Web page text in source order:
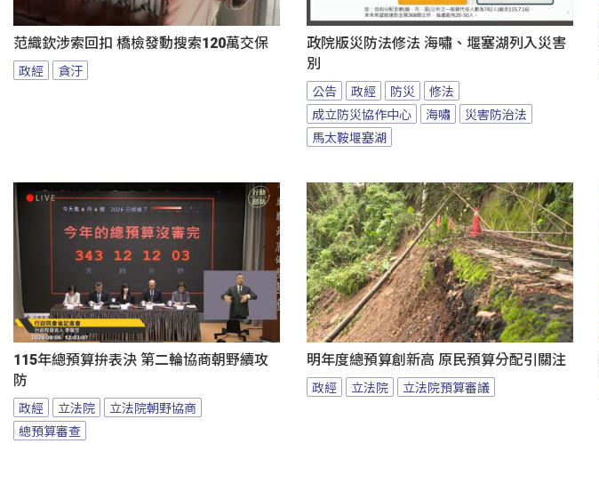
范織欽涉索回扣 橋檢發動搜索120萬交保
政經 貪汙
政院版災防法修法 海嘯、堰塞湖列入災害
別
公告 政經 防災
修法
成立防災協作中心
海嘯
災害防治法
馬太鞍堰塞湖
115年總預算拚表決 第二輪協商朝野續攻
防
政經 立法院
立法院朝野協商
總預算審查
明年度總預算創新高 原民預算分配引關注
政經 立法院 立法院預算審議